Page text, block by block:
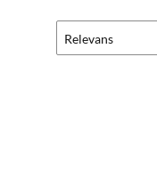
Relevans